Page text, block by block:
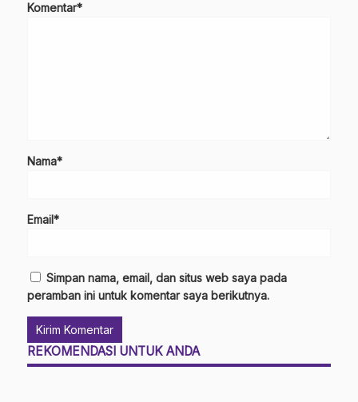
Komentar*
Nama*
Email*
Simpan nama, email, dan situs web saya pada
peramban ini untuk komentar saya berikutnya.
REKOMENDASI UNTUK ANDA